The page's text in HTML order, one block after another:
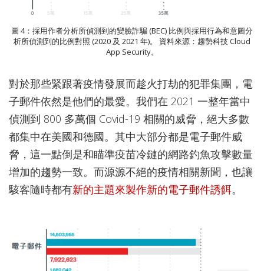
圖 4：採用作者分析所偵測到的變臉詐騙 (BEC) 比例與採用行為和意圖分
析所偵測到的比例對照 (2020 及 2021 年)。 資料來源：趨勢科技 Cloud
App Security。
對於那些緊跟著疫情發展而趁火打劫的犯罪集團，電
子郵件依然是他們的最愛。我們在 2021 一整年當中
偵測到 800 多萬個 Covid-19 相關的威脅，絕大多數
都集中在美國和德國。其中大部分都是電子郵件威
脅，這一點倒是和瞄準疫苗冷鏈的網路釣魚攻擊數量
增加的趨勢一致。而源源不絕的疫情相關新聞，也讓
駭客隨時都有新的主題來製作新的電子郵件誘餌。